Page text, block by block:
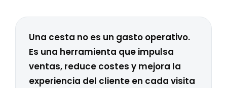
Una cesta no es un gasto operativo.
Es una herramienta que impulsa
ventas, reduce costes y mejora la
experiencia del cliente en cada visita